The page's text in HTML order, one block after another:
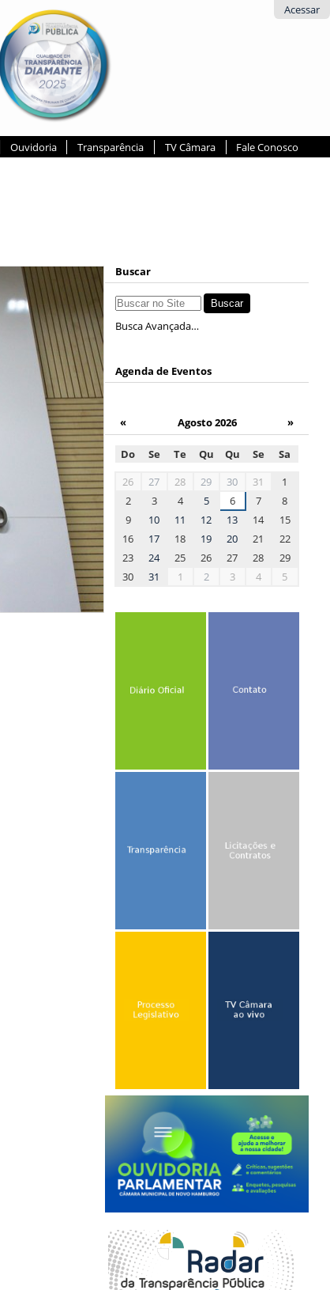
Acessar
Ouvidoria Transparência TV Câmara Fale Conosco
Buscar
Busca Avançada…
Agenda de Eventos
« Agosto 2026 »
Do Se Te Qu Qu Se
Sa
26
27 28 29 30 31
1
2
3 4 5 6 7
8
9
10 11 12 13 14
15
16
17 18 19 20 21
22
23
24 25 26 27 28
29
30
31 1 2 3 4 5